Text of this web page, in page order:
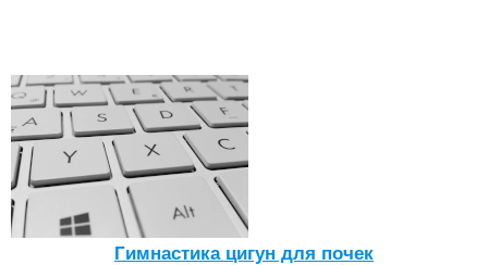
Гимнастика цигун для почек